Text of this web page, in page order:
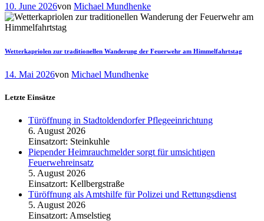
10. June 2026von Michael Mundhenke
Wetterkapriolen zur traditionellen Wanderung der Feuerwehr am Himmelfahrtstag
14. Mai 2026von Michael Mundhenke
Letzte Einsätze
Türöffnung in Stadtoldendorfer Pflegeeinrichtung
6. August 2026
Einsatzort: Steinkuhle
Piepender Heimrauchmelder sorgt für umsichtigen
Feuerwehreinsatz
5. August 2026
Einsatzort: Kellbergstraße
Türöffnung als Amtshilfe für Polizei und Rettungsdienst
5. August 2026
Einsatzort: Amselstieg